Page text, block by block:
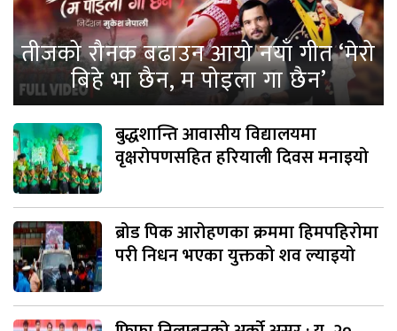
तीजको रौनक बढाउन आयो नयाँ गीत ‘मेरो
बिहे भा छैन, म पोइला गा छैन’
बुद्धशान्ति आवासीय विद्यालयमा
वृक्षरोपणसहित हरियाली दिवस मनाइयो
ब्रोड पिक आरोहणका क्रममा हिमपहिरोमा
परी निधन भएका युक्तको शव ल्याइयो